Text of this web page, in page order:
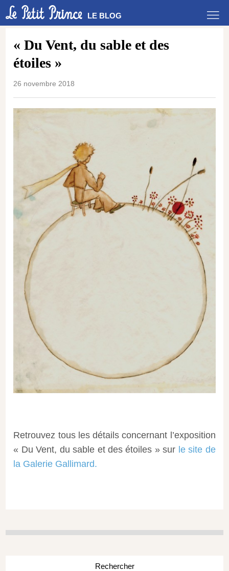
LE BLOG
« Du Vent, du sable et des
étoiles »
26 novembre 2018
Retrouvez tous les détails concernant l’exposition
« Du Vent, du sable et des étoiles » sur le site de
la Galerie Gallimard.
Rechercher